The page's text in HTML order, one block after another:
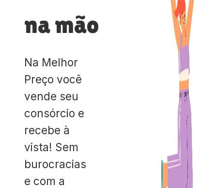
na mão
Na Melhor
Preço você
vende seu
consórcio e
recebe à
vista! Sem
burocracias
e com a